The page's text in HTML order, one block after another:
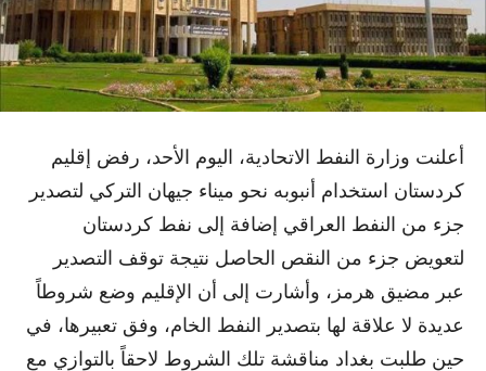
أعلنت وزارة النفط الاتحادية، اليوم الأحد، رفض إقليم
كردستان استخدام أنبوبه نحو ميناء جيهان التركي لتصدير
جزء من النفط العراقي إضافة إلى نفط كردستان
لتعويض جزء من النقص الحاصل نتيجة توقف التصدير
عبر مضيق هرمز، وأشارت إلى أن الإقليم وضع شروطاً
عديدة لا علاقة لها بتصدير النفط الخام، وفق تعبيرها، في
حين طلبت بغداد مناقشة تلك الشروط لاحقاً بالتوازي مع